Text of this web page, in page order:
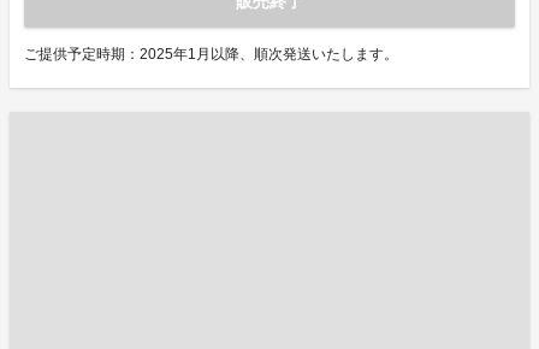
ご提供予定時期：2025年1月以降、順次発送いたします。